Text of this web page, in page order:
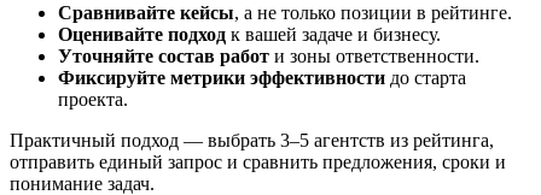
Сравнивайте кейсы, а не только позиции в рейтинге.
Оценивайте подход к вашей задаче и бизнесу.
Уточняйте состав работ и зоны ответственности.
Фиксируйте метрики эффективности до старта
проекта.
Практичный подход — выбрать 3–5 агентств из рейтинга,
отправить единый запрос и сравнить предложения, сроки и
понимание задач.